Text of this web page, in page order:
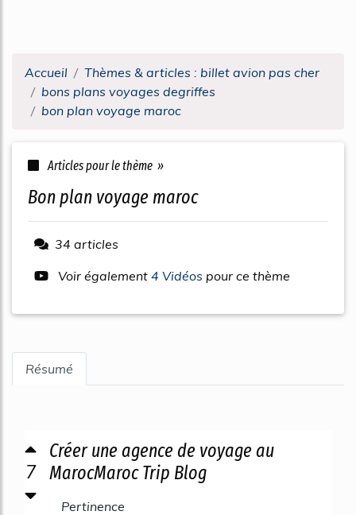
Accueil
Thèmes & articles : billet avion pas cher
bons plans voyages degriffes
bon plan voyage maroc
Articles pour le thème »
bon plan voyage maroc
34 articles
Voir également 4 Vidéos pour ce thème
Résumé
7
Créer une agence de voyage au
MarocMaroc Trip Blog
Pertinence